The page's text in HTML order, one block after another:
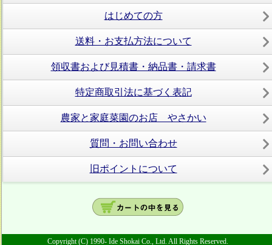
はじめての方
送料・お支払方法について
領収書および見積書・納品書・請求書
特定商取引法に基づく表記
農家と家庭菜園のお店 やさかい
質問・お問い合わせ
旧ポイントについて
Copyright (C) 1990- Ide Shokai Co., Ltd. All Rights Reserved.